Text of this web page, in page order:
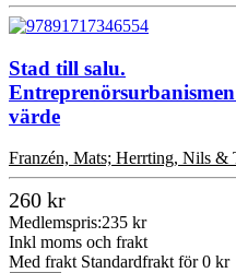
Stad till salu.
värde
Franzén, Mats; Herrting, Nils &
260 kr
Medlemspris:235 kr
Inkl moms och frakt
Med frakt Standardfrakt för 0 kr